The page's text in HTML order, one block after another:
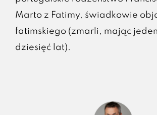
Marto z Fatimy, świadkowie
fatimskiego (zmarli, mając
dziesięć lat).